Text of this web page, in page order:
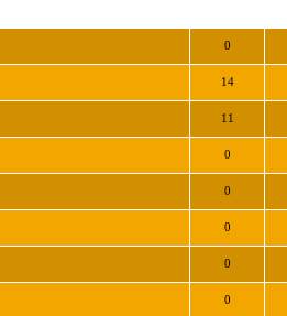
0
14
11
0
0
0
0
0